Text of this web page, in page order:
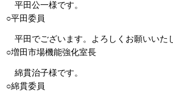
平田公一様です。
○平田委員
平田でございます。よろしくお願いいた
○増田市場機能強化室長
綿貫治子様です。
○綿貫委員